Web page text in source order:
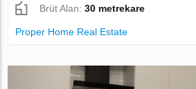
Brüt Alan:30 metrekare
Proper Home Real Estate